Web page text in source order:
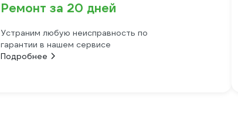
Ремонт за 20 дней
Устраним любую неисправность по
гарантии в нашем сервисе
Подробнее